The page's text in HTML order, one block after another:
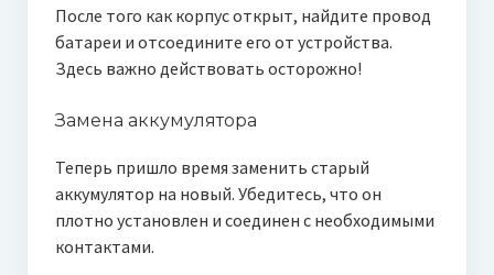
После того как корпус открыт, найдите провод
батареи и отсоедините его от устройства.
Здесь важно действовать осторожно!
Замена аккумулятора
Теперь пришло время заменить старый
аккумулятор на новый. Убедитесь, что он
плотно установлен и соединен с необходимыми
контактами.